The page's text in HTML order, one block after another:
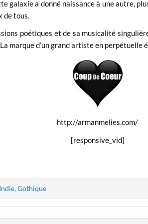
galaxie a donné naissance à une autre,
de tous.
poétiques et de sa musicalité
marque d’un grand artiste en perpétuelle
http://armanmelies.com/
[responsive_vid]
Gothique